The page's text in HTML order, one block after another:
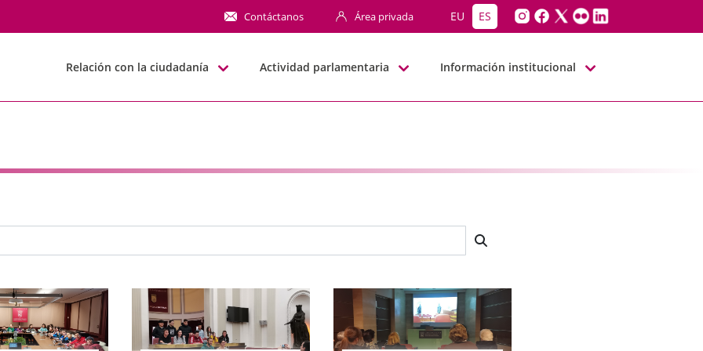
Contáctanos Área privada EU ES
Relación con la ciudadanía Actividad parlamentaria Información institucional
búsqueda